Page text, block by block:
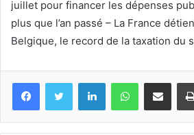
juillet pour financer les dépenses
plus que l’an passé – La France
Belgique, le record de la taxation du
FacebookTwitter LinkedinWhatsApp
Partagez par mail